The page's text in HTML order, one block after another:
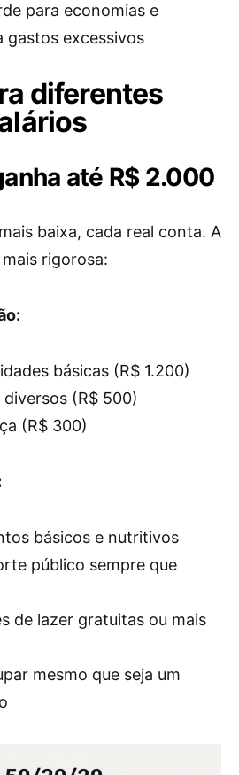
para economias e
gastos excessivos
diferentes
até R$ 2.000
baixa, cada real conta. A
rigorosa:
básicas (R$ 1.200)
diversos (R$ 500)
(R$ 300)
básicos e nutritivos
público sempre que
de lazer gratuitas ou mais
mesmo que seja um